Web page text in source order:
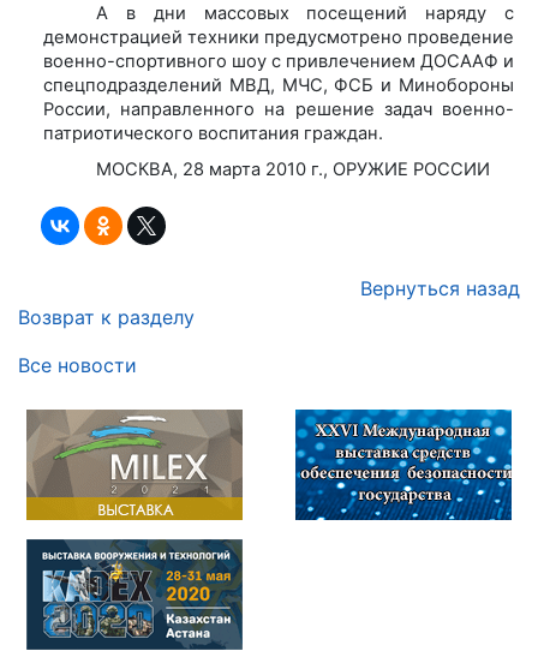
А в дни массовых посещений наряду с
демонстрацией техники предусмотрено проведение
военно-спортивного шоу с привлечением ДОСААФ и
спецподразделений МВД, МЧС, ФСБ и Минобороны
России, направленного на решение задач военно-
патриотического воспитания граждан.
МОСКВА, 28 марта 2010 г., ОРУЖИЕ РОССИИ
Вернуться назад
Возврат к разделу
Все новости